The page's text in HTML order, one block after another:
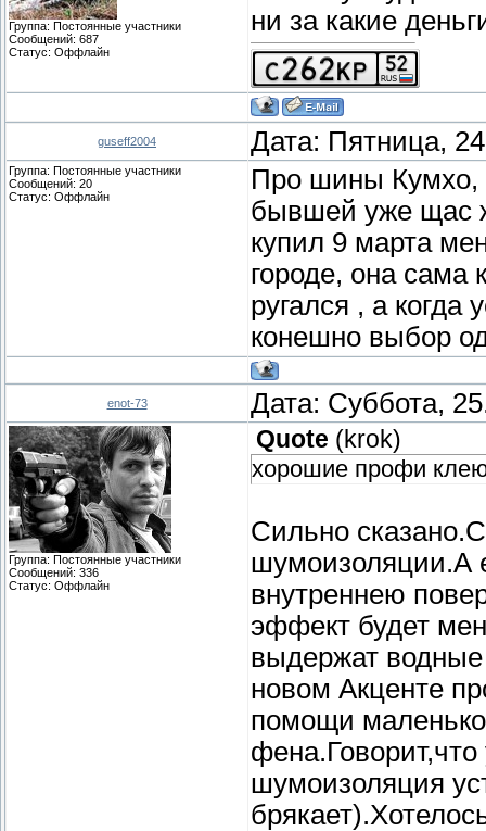
Группа: Постоянные участники
Сообщений: 687
Статус: Оффлайн
ни за какие
guseff2004 Дата: Пятница,
Группа: Постоянные участники
Сообщений: 20
Статус: Оффлайн
Про шины Кумхо,
бывшей уже щас
купил 9 марта
городе, она
ругался , а
конешно выбор
enot-73 Дата: Суббота,
Группа: Постоянные участники
Сообщений: 336
Статус: Оффлайн
Quote (krok)
хорошие профи
Сильно
шумоизоляции.А
внутреннею
эффект будет
выдержат
новом Акценте
помощи
шумоизоляция